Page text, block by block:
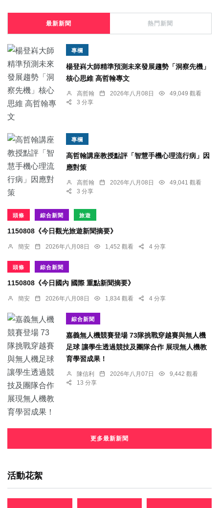
最新新聞 熱門新聞
專欄
楊登嵙大師精準預測未來發展趨勢「洞察先機」
核心思維 高哲翰專文
高哲翰 2026年八月08日
49,049 觀看
3 分享
專欄
高哲翰講座教授點評「智慧手機心理流行病」因
應對策
高哲翰 2026年八月08日
49,041 觀看
3 分享
頭條 綜合新聞 旅遊
1150808《今日觀光旅遊新聞摘要》
簡安 2026年八月08日 1,452 觀看 4 分享
頭條 綜合新聞
1150808《今日國內 國際 重點新聞摘要》
簡安 2026年八月08日 1,834 觀看 4 分享
綜合新聞
嘉義無人機競賽登場 73隊挑戰穿越賽與無人機
足球 讓學生透過競技及團隊合作 展現無人機教
育學習成果！
陳信利 2026年八月07日
9,442 觀看
13 分享
更多最新新聞
活動花絮